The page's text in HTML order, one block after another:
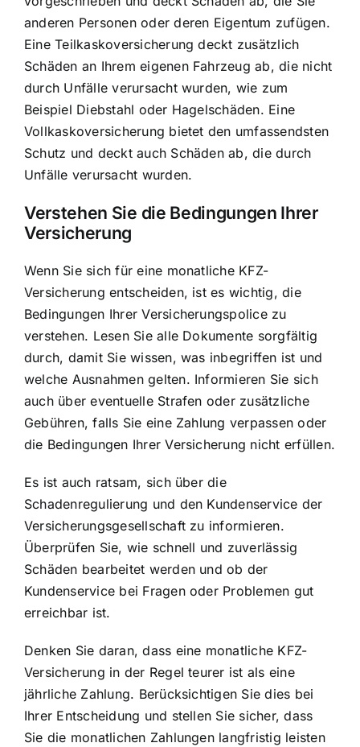
anderen Personen oder deren Eigentum zufügen.
Eine Teilkaskoversicherung deckt zusätzlich
Schäden an Ihrem eigenen Fahrzeug ab, die nicht
durch Unfälle verursacht wurden, wie zum
Beispiel Diebstahl oder Hagelschäden. Eine
Vollkaskoversicherung bietet den umfassendsten
Schutz und deckt auch Schäden ab, die durch
Unfälle verursacht wurden.
Verstehen Sie die Bedingungen Ihrer
Versicherung
Wenn Sie sich für eine monatliche KFZ-
Versicherung entscheiden, ist es wichtig, die
Bedingungen Ihrer Versicherungspolice zu
verstehen. Lesen Sie alle Dokumente sorgfältig
durch, damit Sie wissen, was inbegriffen ist und
welche Ausnahmen gelten. Informieren Sie sich
auch über eventuelle Strafen oder zusätzliche
Gebühren, falls Sie eine Zahlung verpassen oder
die Bedingungen Ihrer Versicherung nicht erfüllen.
Es ist auch ratsam, sich über die
Schadenregulierung und den Kundenservice der
Versicherungsgesellschaft zu informieren.
Überprüfen Sie, wie schnell und zuverlässig
Schäden bearbeitet werden und ob der
Kundenservice bei Fragen oder Problemen gut
erreichbar ist.
Denken Sie daran, dass eine monatliche KFZ-
Versicherung in der Regel teurer ist als eine
jährliche Zahlung. Berücksichtigen Sie dies bei
Ihrer Entscheidung und stellen Sie sicher, dass
Sie die monatlichen Zahlungen langfristig leisten